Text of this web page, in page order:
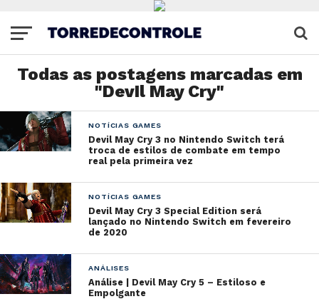
Todas as postagens marcadas em
"DevIl May Cry"
NOTÍCIAS GAMES
Devil May Cry 3 no Nintendo Switch terá
troca de estilos de combate em tempo
real pela primeira vez
NOTÍCIAS GAMES
Devil May Cry 3 Special Edition será
lançado no Nintendo Switch em fevereiro
de 2020
ANÁLISES
Análise | Devil May Cry 5 – Estiloso e
Empolgante